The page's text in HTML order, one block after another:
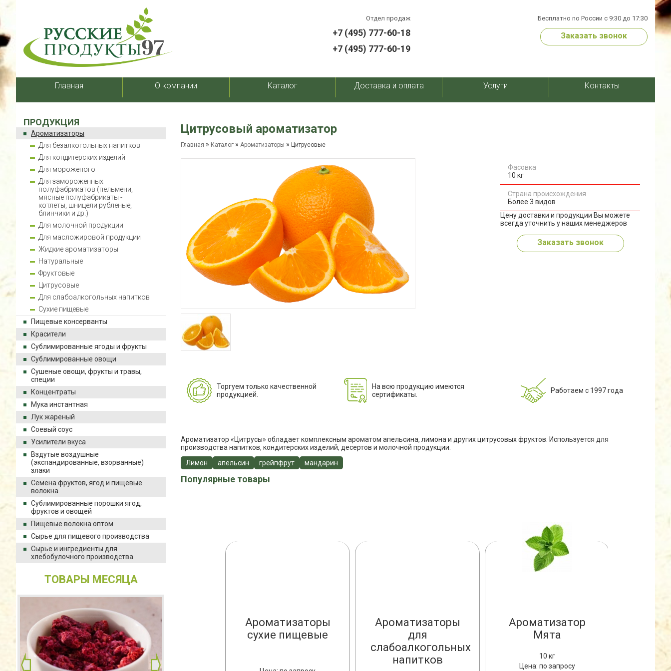
Отдел продаж
+7 (495) 777-60-18
+7 (495) 777-60-19
Бесплатно по России с 9:30 до 17:30
Заказать звонок
Главная О компании Каталог Доставка и оплата Услуги Контакты
ПРОДУКЦИЯ
Ароматизаторы
Для безалкогольных напитков
Для кондитерских изделий
Для мороженого
Для замороженных
полуфабрикатов (пельмени,
мясные полуфабрикаты -
котлеты, шницели рубленые,
блинчики и др.)
Для молочной продукции
Для масложировой продукции
Жидкие ароматизаторы
Натуральные
Фруктовые
Цитрусовые
Для слабоалкогольных напитков
Сухие пищевые
Пищевые консерванты
Красители
Сублимированные ягоды и фрукты
Сублимированные овощи
Сушеные овощи, фрукты и травы,
специи
Концентраты
Мука инстантная
Лук жареный
Соевый соус
Усилители вкуса
Вздутые воздушные
(экспандированные, взорванные)
злаки
Семена фруктов, ягод и пищевые
волокна
Сублимированные порошки ягод,
фруктов и овощей
Пищевые волокна оптом
Сырье для пищевого производства
Сырье и ингредиенты для
хлебобулочного производства
ТОВАРЫ МЕСЯЦА
Цитрусовый ароматизатор
Главная » Каталог » Ароматизаторы » Цитрусовые
Фасовка
10 кг
Страна происхождения
Более 3 видов
Цену доставки и продукции Вы можете
всегда уточнить у наших менеджеров
Заказать звонок
Торгуем только качественной
продукцией.
На всю продукцию имеются
сертификаты.
Работаем с 1997 года
Ароматизатор «Цитрусы» обладает комплексным ароматом апельсина, лимона и других цитрусовых фруктов. Используется для
производства напитков, кондитерских изделий, десертов и молочной продукции.
Лимон
апельсин грейпфрут мандарин
Популярные товары
пряность
10 кг
Цена: по запросу
Ароматизатор
Фрукты
10 кг
Цена: по запросу
Ароматизаторы
сухие пищевые
Ароматизаторы
для
слабоалкогольных
напитков
Ароматизатор
Мята
10 кг
Цена: по запросу
Цена: